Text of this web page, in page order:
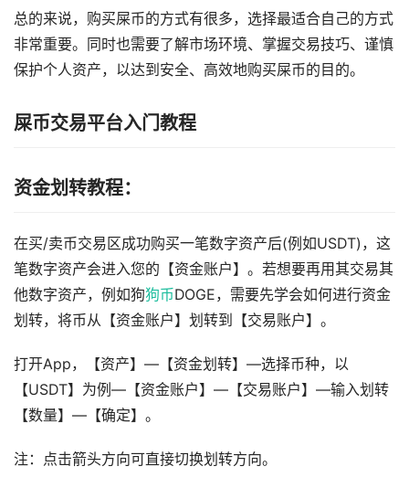
总的来说，购买屎币的方式有很多，选择最适合自己的方式
非常重要。同时也需要了解市场环境、掌握交易技巧、谨慎
保护个人资产，以达到安全、高效地购买屎币的目的。
屎币交易平台入门教程
资金划转教程：
在买/卖币交易区成功购买一笔数字资产后(例如USDT)，这
笔数字资产会进入您的【资金账户】。若想要再用其交易其
他数字资产，例如狗狗币DOGE，需要先学会如何进行资金
划转，将币从【资金账户】划转到【交易账户】。
打开App，【资产】—【资金划转】—选择币种，以
【USDT】为例—【资金账户】—【交易账户】—输入划转
【数量】—【确定】。
注：点击箭头方向可直接切换划转方向。